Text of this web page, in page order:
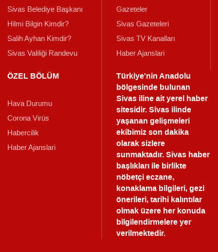
Sivas Belediye Başkanı
Hilmi Bilgin Kimdir?
Salih Ayhan Kimdir?
Sivas Valiliği Randevu
Gazeteler
Sivas Gazeteleri
Sivas TV Kanalları
Haber Ajanslari
ÖZEL BÖLÜM
Hava Durumu
Corona Virüs
Habercilik
Haber Ajanslari
Türkiye'nin Anadolu
bölgesinde bulunan
Sivas iline ait yerel haber
sitesidir. Sivas ilinde
yaşanan gelişmeleri
ekibimiz son dakika
olarak sizlere
sunmaktadır.Sivas haber
başlıkları ile birlikte
nöbetçi eczane,
konaklama bilgileri, gezi
önerileri, tarihi kalıntılar
olmak üzere her konuda
bilgilendirmelere yer
verilmektedir.